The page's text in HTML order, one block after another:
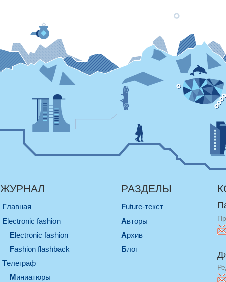
ЖУРНАЛ
Главная
electronic fashion
electronic fashion
Fashion flashback
телеграф
миниатюры
РАЗДЕЛЫ
Future-текст
Авторы
Архив
Блог